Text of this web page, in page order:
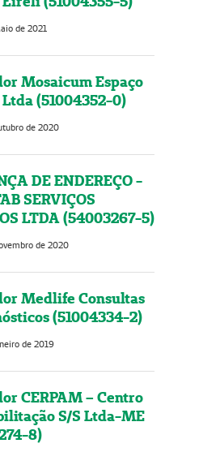
de 2021
Mosaicum Espaço
(51004352-0)
de 2020
DE ENDEREÇO -
SERVIÇOS
LTDA (54003267-5)
de 2020
Medlife Consultas
(51004334-2)
de 2019
CERPAM – Centro
S/S Ltda-ME
8)